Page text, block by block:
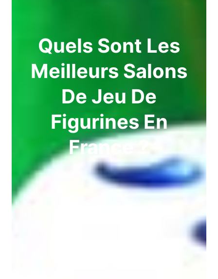
Quels Sont Les
Meilleurs Salons
De Jeu De
Figurines En
France ?